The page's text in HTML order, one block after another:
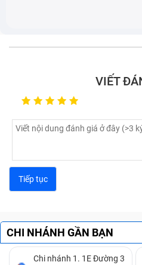
Laptop bị móp, méo gây ảnh
Những dấu hiệu
Inspiron 13 7359-
thay vỏ
VIẾT
CHI NHÁNH GẦN BẠN
Chi nhánh 1. 1E Đường 3